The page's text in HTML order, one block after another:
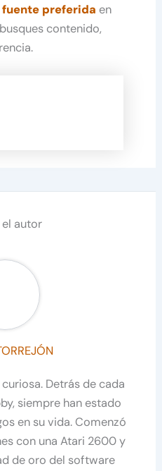
preferida en
contenido,
autor
Detrás de cada
siempre han estado
en su vida. Comenzó
con una Atari 2600 y
de oro del software